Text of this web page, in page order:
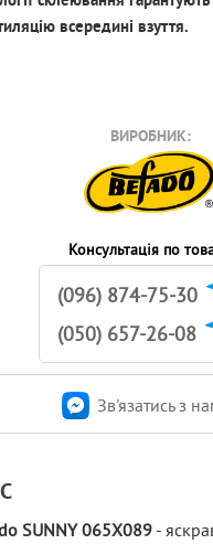
всередині взуття.
ВИРОБНИК:
Консультація по
(096) 874-75-30
(050) 657-26-08
Зв'язатись з
SUNNY 065X089 -